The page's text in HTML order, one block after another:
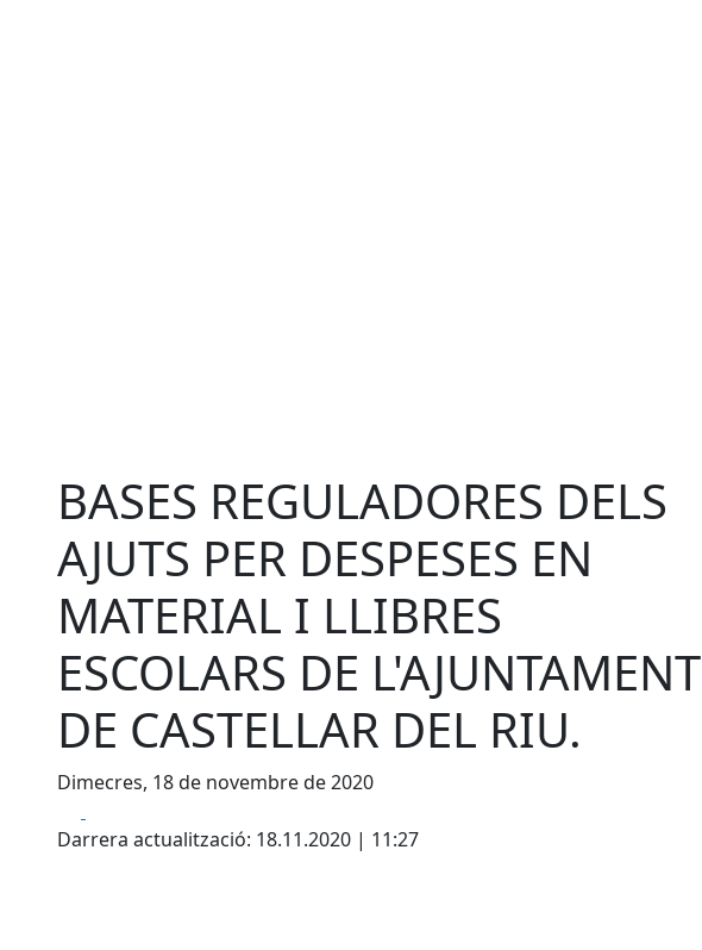
BASES REGULADORES DELS
AJUTS PER DESPESES EN
MATERIAL I LLIBRES
ESCOLARS DE L'AJUNTAMENT
DE CASTELLAR DEL RIU.
Dimecres, 18 de novembre de 2020
Darrera actualització: 18.11.2020 | 11:27